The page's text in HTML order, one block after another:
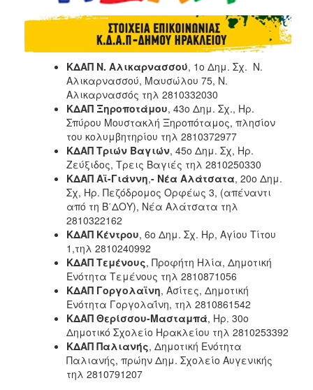
Κέντρα
Δημιουργικής
Απασχόλησης
Παιδιών
(Κ.Δ.Α.Π.)
Κέντρα
Ημερήσιας
Φροντίδας
Ηλικιωμένων
(Κ.Η.Φ.Η.)
Κ.Δ.Α.Π.Α.μεΑ.
Αδειοδότηση
Έλεγχος
Βρεφονηπιακών
Σταθμών
Δημοτικό
Ιατρείο
Ξενώνας
Φιλοξενίας
Γυναικών
Κέντρο
Κοινότητας
Κοινωνικό
ΚΔΑΠ Ν. Αλικαρνασσού, 1ο Δημ. Σχ. Ν.
Αλικαρνασσού, Μαυσώλου 75, Ν.
Αλικαρνασσός τηλ 2810332030
ΚΔΑΠ Ξηροποτάμου, 43ο Δημ. Σχ., Ηρ.
Σπύρου Μουστακλή Ξηροπόταμος, πλησίον
του κολυμβητηρίου τηλ 2810372977
ΚΔΑΠ Τριών Βαγιών, 45ο Δημ. Σχ, Ηρ.
Ζεύξιδος, Τρεις Βαγιές τηλ 2810250330
ΚΔΑΠ Αϊ-Γιάννη,- Νέα Αλάτσατα, 20ο Δημ.
Σχ, Ηρ. Πεζόδρομος Ορφέως 3, (απέναντι
από τη Β΄ΔΟY), Νέα Αλάτσατα τηλ
2810322162
ΚΔΑΠ Κέντρου, 6ο Δημ. Σχ. Ηρ, Αγίου Τίτου
1,τηλ 2810240992
ΚΔΑΠ Τεμένους, Προφήτη Ηλία, Δημοτική
Ενότητα Τεμένους τηλ 2810871056
ΚΔΑΠ Γοργολαϊνη, Ασίτες, Δημοτική
Ενότητα Γοργολαΐνη, τηλ 2810861542
ΚΔΑΠ Θερίσσου-Μασταμπά, Ηρ. 30ο
Δημοτικό Σχολείο Ηρακλείου τηλ 2810253392
ΚΔΑΠ Παλιανής, Δημοτική Ενότητα
Παλιανής, πρώην Δημ. Σχολείο Αυγενικής
τηλ 2810791207